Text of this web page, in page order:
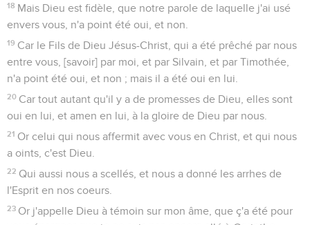
18 Mais Dieu est fidèle, que notre parole de laquelle j'ai usé
envers vous, n'a point été oui, et non.
19 Car le Fils de Dieu Jésus-Christ, qui a été prêché par nous
entre vous, [savoir] par moi, et par Silvain, et par Timothée,
n'a point été oui, et non ; mais il a été oui en lui.
20 Car tout autant qu'il y a de promesses de Dieu, elles sont
oui en lui, et amen en lui, à la gloire de Dieu par nous.
21 Or celui qui nous affermit avec vous en Christ, et qui nous
a oints, c'est Dieu.
22 Qui aussi nous a scellés, et nous a donné les arrhes de
l'Esprit en nos coeurs.
23 Or j'appelle Dieu à témoin sur mon âme, que ç'a été pour